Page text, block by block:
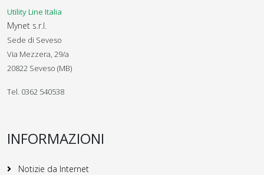
Utility Line Italia
Mynet s.r.l.
Sede di Seveso
Via Mezzera, 29/a
20822 Seveso (MB)
Tel. 0362 540538
INFORMAZIONI
Notizie da Internet